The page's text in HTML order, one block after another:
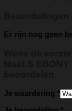
Er zijn nog geen
Je waardering *